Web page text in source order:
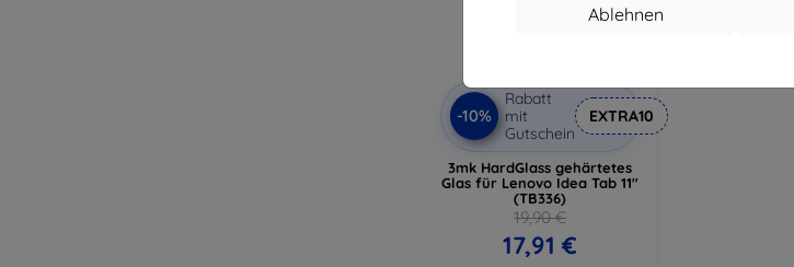
Ablehnen
-10%
Rabatt
mit
Gutschein
EXTRA10
3mk HardGlass gehärtetes
Glas für Lenovo Idea Tab 11"
(TB336)
19,90 €
17,91 €